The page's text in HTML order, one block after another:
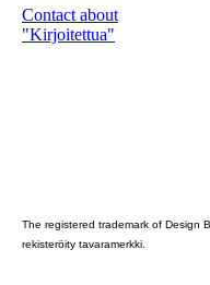
Contact about
"Kirjoitettua"
The registered trademark of Design
rekisteröity tavaramerkki.